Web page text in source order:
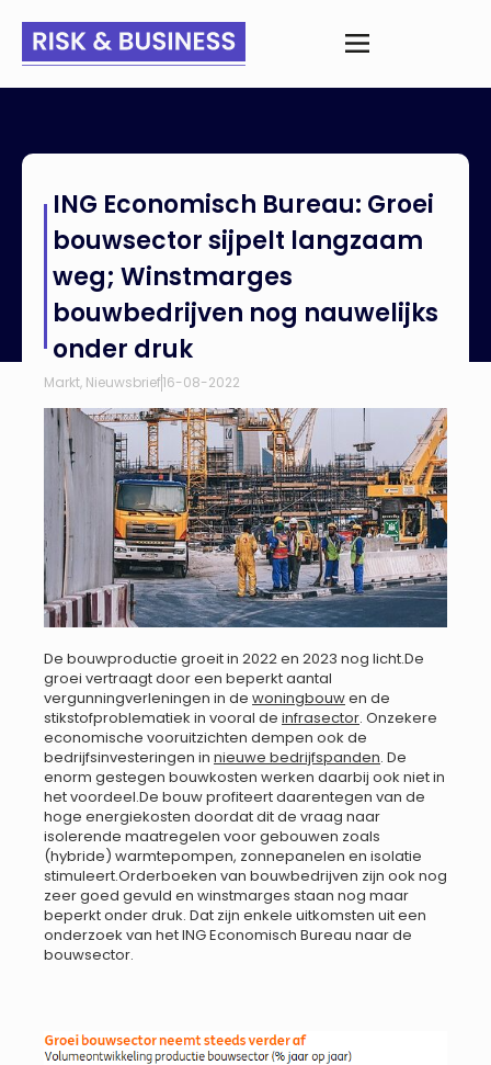
sijpelt langzaam weg; Winstmarges bouwbedrijven nog
ING Economisch Bureau: Groei
bouwsector sijpelt langzaam
weg; Winstmarges
bouwbedrijven nog nauwelijks
onder druk
Markt, Nieuwsbrief16-08-2022
De bouwproductie groeit in 2022 en 2023 nog licht.De
groei vertraagt door een beperkt aantal
vergunningverleningen in de woningbouwen de
stikstofproblematiek in vooral de infrasector. Onzekere
economische vooruitzichten dempen ook de
bedrijfsinvesteringen in nieuwe bedrijfspanden. De
enorm gestegen bouwkosten werken daarbij ook niet in
het voordeel.De bouw profiteert daarentegen van de
hoge energiekosten doordat dit de vraag naar
isolerende maatregelen voor gebouwen zoals
(hybride) warmtepompen, zonnepanelen en isolatie
stimuleert.Orderboeken van bouwbedrijven zijn ook nog
zeer goed gevuld en winstmarges staan nog maar
beperkt onder druk. Dat zijn enkele uitkomsten uit een
onderzoek van het ING Economisch Bureau naar de
bouwsector.